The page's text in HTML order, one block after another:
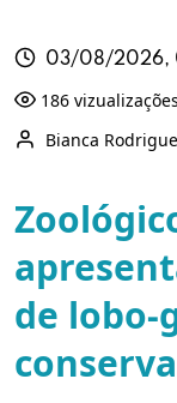
03/08/2026,
186 vizualizações
Bianca
de lobo-